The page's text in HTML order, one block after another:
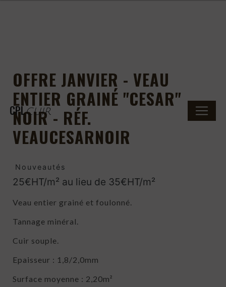
CPLCUIR
OFFRE JANVIER - VEAU
ENTIER GRAINÉ "CESAR"
NOIR - RÉF.
VEAUCESARNOIR
Nouveautés
25€HT/m² au lieu de 35€HT/m²
Veau entier grainé et foulonné.
Tannage minéral.
Cuir souple.
Epaisseur : 1,8/2,0mm
Surface moyenne : 2,20m²